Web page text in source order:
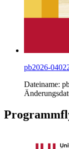
pb2026-
Dateiname: